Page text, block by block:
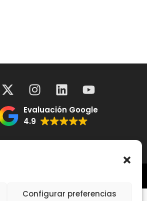
Configurar preferencias
Evaluación Google
4.9